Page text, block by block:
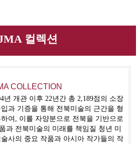
컬렉션
COLLECTION
년 개관 이후 22년간 총 2,189점의 소장
과 기증을 통해 전북미술의 근간을 형
여, 이를 자양분으로 전북을 기반으로
과 전북미술의 미래를 책임질 청년 미
사의 중요 작품과 아시아 작가들의 작